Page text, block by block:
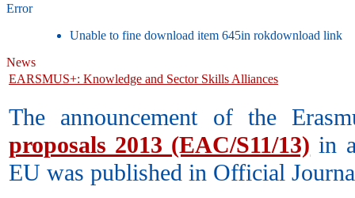
Error
Unable to fine download item 645in rokdownload link
News
EARSMUS+: Knowledge and Sector Skills Alliances
The announcement of the
proposals 2013 (EAC/S11/13) in
EU was published in Official